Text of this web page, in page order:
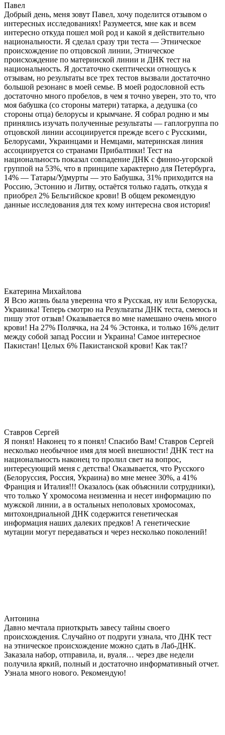
Павел
Добрый день, меня зовут Павел, хочу поделится отзывом о
интересных исследованиях! Разумеется, мне как и всем
интересно откуда пошел мой род и какой я действительно
национальности. Я сделал сразу три теста — Этническое
происхождение по отцовской линии, Этническое
происхождение по материнской линии и ДНК тест на
национальность. Я достаточно скептически отношусь к
отзывам, но результаты все трех тестов вызвали достаточно
большой резонанс в моей семье. В моей родословной есть
достаточно много пробелов, в чем я точно уверен, это то, что
моя бабушка (со стороны матери) татарка, а дедушка (со
стороны отца) белорусы и крымчане. Я собрал родню и мы
принялись изучать полученные результаты — гаплогруппа по
отцовской линии ассоциируется прежде всего с Русскими,
Белорусами, Украинцами и Немцами, материнская линия
ассоциируется со странами Прибалтики! Тест на
национальность показал совпадение ДНК с финно-угорской
группой на 53%, что в принципе характерно для Петербурга,
14% — Татары/Удмурты — это Бабушка, 31% приходится на
Россию, Эстонию и Литву, остаётся только гадать, откуда я
приобрел 2% Бельгийское крови! В общем рекомендую
данные исследования для тех кому интересна своя история!
Екатерина Михайлова
Я Всю жизнь была уверенна что я Русская, ну или Белоруска,
Украинка! Теперь смотрю на Результаты ДНК теста, смеюсь и
пишу этот отзыв! Оказывается во мне намешано очень много
крови! На 27% Полячка, на 24 % Эстонка, и только 16% делит
между собой запад России и Украина! Самое интересное
Пакистан! Целых 6% Пакистанской крови! Как так!?
Ставров Сергей
Я понял! Наконец то я понял! Спасибо Вам! Ставров Сергей
несколько необычное имя для моей внешности! ДНК тест на
национальность наконец то пролил свет на вопрос,
интересующий меня с детства! Оказывается, что Русского
(Белоруссия, Россия, Украина) во мне менее 30%, а 41%
Франция и Италия!!! Оказалось (как объяснили сотрудники),
что только Y хромосома неизменна и несет информацию по
мужской линии, а в остальных неполовых хромосомах,
митохондриальной ДНК содержится генетическая
информация наших далеких предков! А генетические
мутации могут передаваться и через несколько поколений!
Антонина
Давно мечтала приоткрыть завесу тайны своего
происхождения. Случайно от подруги узнала, что ДНК тест
на этническое происхождение можно сдать в Лаб-ДНК.
Заказала набор, отправила, и, вуаля… через две недели
получила яркий, полный и достаточно информативный отчет.
Узнала много нового. Рекомендую!